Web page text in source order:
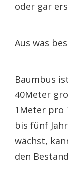
oder gar
Aus was
Baumbus
40Meter
1Meter pro
bis fünf
wächst,
den